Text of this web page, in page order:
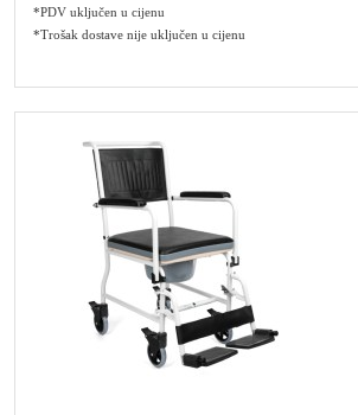
*PDV uključen u cijenu
*Trošak dostave nije uključen u cijenu